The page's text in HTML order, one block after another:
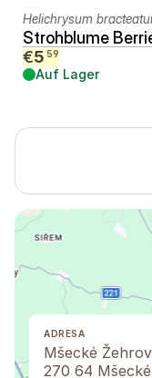
Helichrysum
Strohblume
€5 59
Auf Lager
ADRESA
Mšecké
270 64